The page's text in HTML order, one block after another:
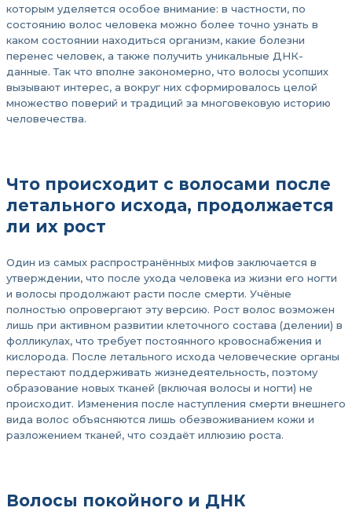
которым уделяется особое внимание: в частности, по
состоянию волос человека можно более точно узнать в
каком состоянии находиться организм, какие болезни
перенес человек, а также получить уникальные ДНК-
данные. Так что вполне закономерно, что волосы усопших
вызывают интерес, а вокруг них сформировалось целой
множество поверий и традиций за многовековую историю
человечества.
Что происходит с волосами после
летального исхода, продолжается
ли их рост
Один из самых распространённых мифов заключается в
утверждении, что после ухода человека из жизни его ногти
и волосы продолжают расти после смерти. Учёные
полностью опровергают эту версию. Рост волос возможен
лишь при активном развитии клеточного состава (делении) в
фолликулах, что требует постоянного кровоснабжения и
кислорода. После летального исхода человеческие органы
перестают поддерживать жизнедеятельность, поэтому
образование новых тканей (включая волосы и ногти) не
происходит. Изменения после наступления смерти внешнего
вида волос объясняются лишь обезвоживанием кожи и
разложением тканей, что создаёт иллюзию роста.
Волосы покойного и ДНК